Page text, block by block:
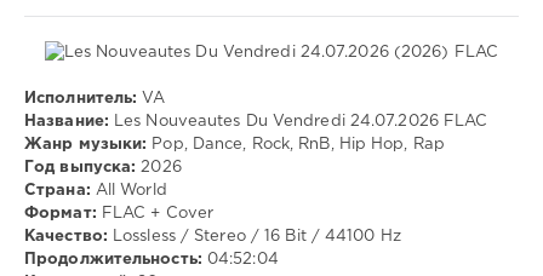
Музыка
VANGOG19
Rock
Исполнитель: VA
Название: Les Nouveautes Du Vendredi 24.07.2026 FLAC
Жанр музыки:
Pop, Dance, Rock, RnB, Hip Hop, Rap
Год выпуска: 2026
Страна: All World
Формат: FLAC + Cover
Качество: Lossless / Stereo / 16 Bit / 44100 Hz
Продолжительность: 04:52:04